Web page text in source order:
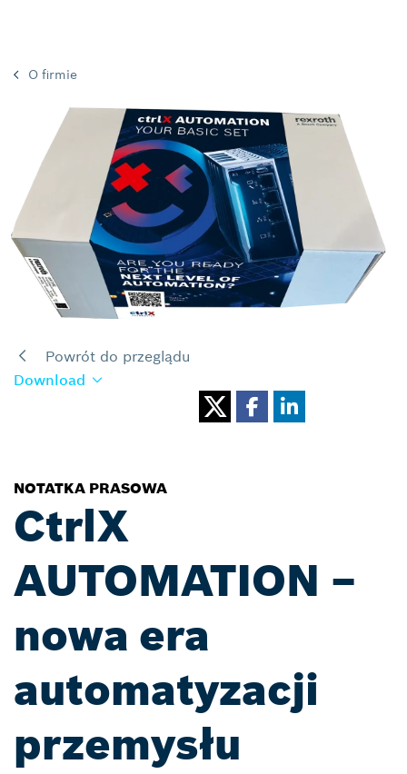
O firmie
Powrót do przeglądu
Download
NOTATKA PRASOWA
CtrlX
AUTOMATION –
nowa era
automatyzacji
przemysłu